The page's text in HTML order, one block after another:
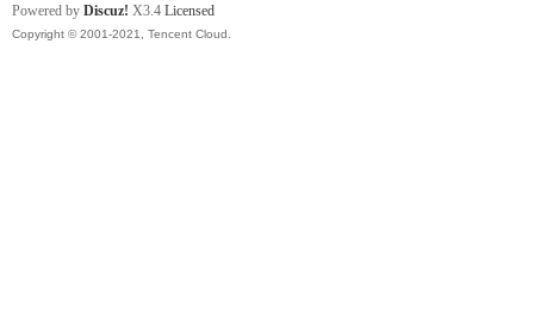
Powered by Discuz! X3.4 Licensed
Copyright © 2001-2021, Tencent Cloud.